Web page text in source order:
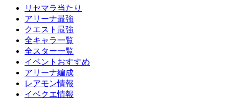
リセマラ当たり
アリーナ最強
クエスト最強
全キャラ一覧
全スター一覧
イベントおすすめ
アリーナ編成
レアモン情報
イベクエ情報